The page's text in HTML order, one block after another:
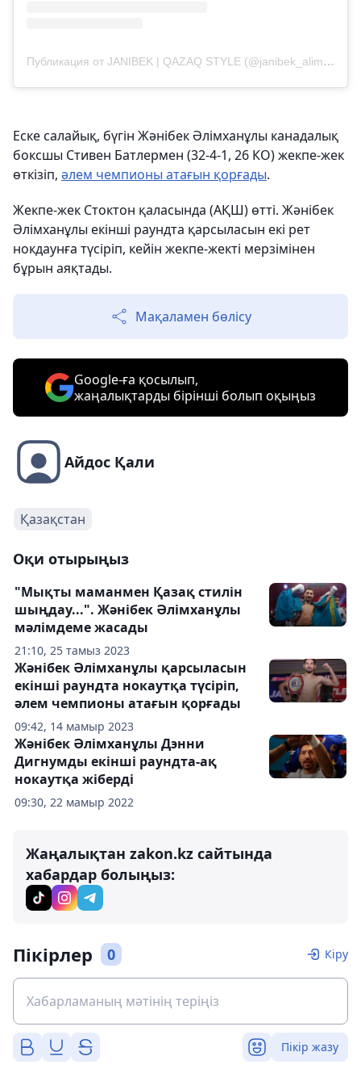
Публикация от JANIBEK | QAZAQ STYLE (@janibek_alimkhanuly)
Еске салайық, бүгін Жәнібек Әлімханұлы канадалық
боксшы Стивен Батлермен (32-4-1, 26 КО) жекпе-жек
өткізіп, әлем чемпионы атағын қорғады.
Жекпе-жек Стоктон қаласында (АҚШ) өтті. Жәнібек
Әлімханұлы екінші раундта қарсыласын екі рет
нокдаунға түсіріп, кейін жекпе-жекті мерзімінен
бұрын аяқтады.
Мақаламен бөлісу
Google-ға қосылып,
жаңалықтарды бірінші болып оқыңыз
Айдос Қали
Қазақстан
Оқи отырыңыз
21:10, 25 тамыз 2023
"Мықты маманмен Қазақ стилін
шыңдау...". Жәнібек Әлімханұлы
мәлімдеме жасады
09:42, 14 мамыр 2023
Жәнібек Әлімханұлы қарсыласын
екінші раундта нокаутқа түсіріп,
әлем чемпионы атағын қорғады
09:30, 22 мамыр 2022
Жәнібек Әлімханұлы Дэнни
Дигнумды екінші раундта-ақ
нокаутқа жіберді
Жаңалықтан zakon.kz сайтында
хабардар болыңыз:
Пікірлер 0 Кіру
Пікір жазу